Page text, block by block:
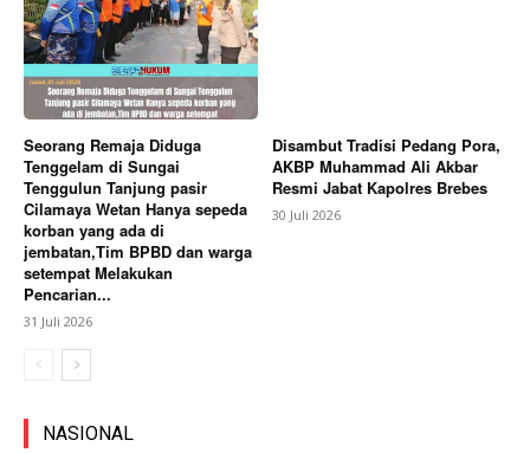
Seorang Remaja Diduga
Tenggelam di Sungai
Tenggulun Tanjung pasir
Cilamaya Wetan Hanya sepeda
korban yang ada di
jembatan,Tim BPBD dan warga
setempat Melakukan
Pencarian...
31 Juli 2026
Disambut Tradisi Pedang Pora,
AKBP Muhammad Ali Akbar
Resmi Jabat Kapolres Brebes
30 Juli 2026
NASIONAL